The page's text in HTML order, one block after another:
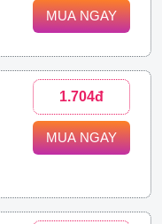
MUA NGAY
1.704đ
MUA NGAY